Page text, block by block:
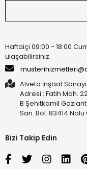
Haftaiçi 09:00 - 18:00
ulaşabilirsiniz.
Alveta İnşaat Sanayi
Adresi : Fatih Mah.
B Şehitkamil
San. Böl. 83414
Bizi Takip Edin